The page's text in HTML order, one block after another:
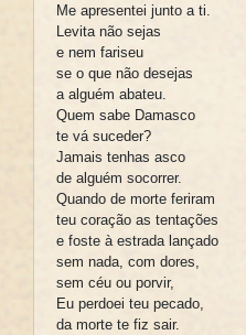
Me apresentei junto a ti.
Levita não sejas
e nem fariseu
se o que não desejas
a alguém abateu.
Quem sabe Damasco
te vá suceder?
Jamais tenhas asco
de alguém socorrer.
Quando de morte feriram
teu coração as tentações
e foste à estrada lançado
sem nada, com dores,
sem céu ou porvir,
Eu perdoei teu pecado,
da morte te fiz sair.